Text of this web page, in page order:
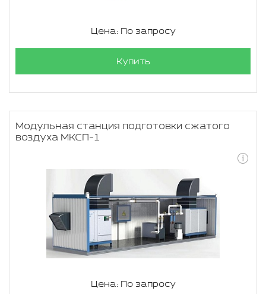
Цена: По запросу
Купить
Модульная станция подготовки сжатого
воздуха МКСП-1
Цена: По запросу